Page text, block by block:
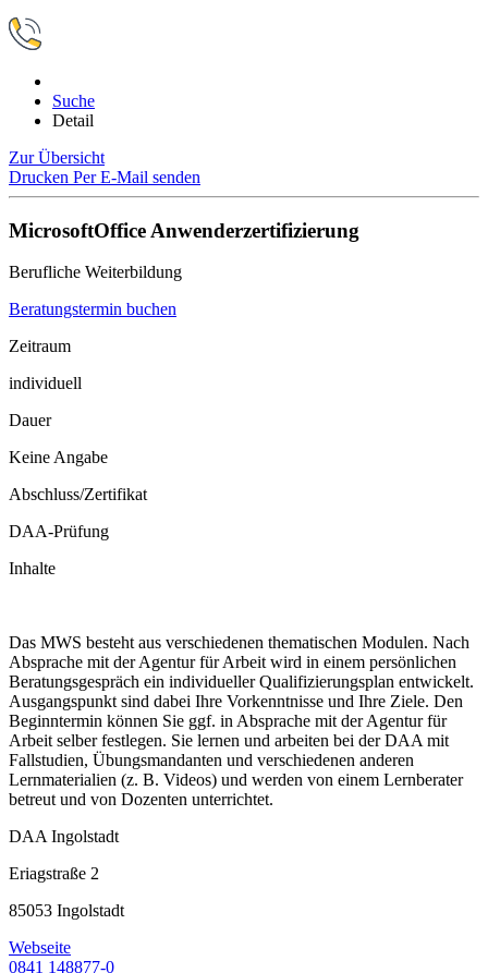
Suche
Detail
Zur Übersicht
Drucken Per E-Mail senden
MicrosoftOffice Anwenderzertifizierung
Berufliche Weiterbildung
Beratungstermin buchen
Zeitraum
individuell
Dauer
Keine Angabe
Abschluss/Zertifikat
DAA-Prüfung
Inhalte
Das MWS besteht aus verschiedenen thematischen Modulen. Nach
Absprache mit der Agentur für Arbeit wird in einem persönlichen
Beratungsgespräch ein individueller Qualifizierungsplan entwickelt.
Ausgangspunkt sind dabei Ihre Vorkenntnisse und Ihre Ziele. Den
Beginntermin können Sie ggf. in Absprache mit der Agentur für
Arbeit selber festlegen. Sie lernen und arbeiten bei der DAA mit
Fallstudien, Übungsmandanten und verschiedenen anderen
Lernmaterialien (z. B. Videos) und werden von einem Lernberater
betreut und von Dozenten unterrichtet.
DAA Ingolstadt
Eriagstraße 2
85053 Ingolstadt
Webseite
0841 148877-0